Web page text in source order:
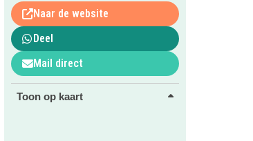
Naar de website
Deel
Mail direct
Toon op kaart